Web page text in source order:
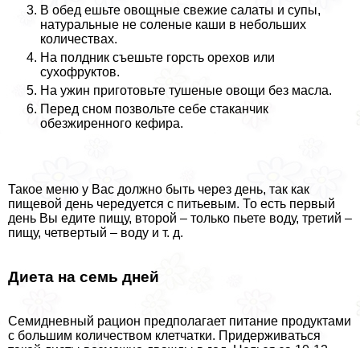
В обед ешьте овощные свежие салаты и супы,
натуральные не соленые каши в небольших
количествах.
На полдник съешьте горсть орехов или
сухофруктов.
На ужин приготовьте тушеные овощи без масла.
Перед сном позвольте себе стаканчик
обезжиренного кефира.
Такое меню у Вас должно быть через день, так как
пищевой день чередуется с питьевым. То есть первый
день Вы едите пищу, второй – только пьете воду, третий –
пищу, четвертый – воду и т. д.
Диета на семь дней
Семидневный рацион предполагает питание продуктами
с большим количеством клетчатки. Придерживаться